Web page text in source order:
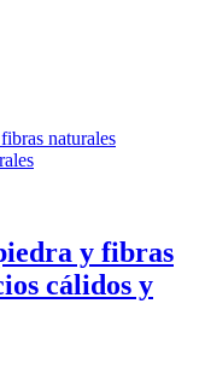
y fibras
cálidos y